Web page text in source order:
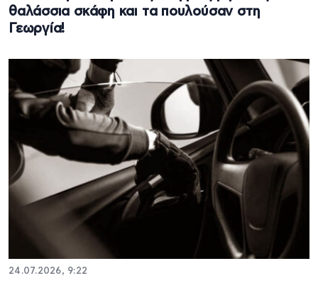
θαλάσσια σκάφη και τα πουλούσαν στη
Γεωργία!
24.07.2026, 9:22